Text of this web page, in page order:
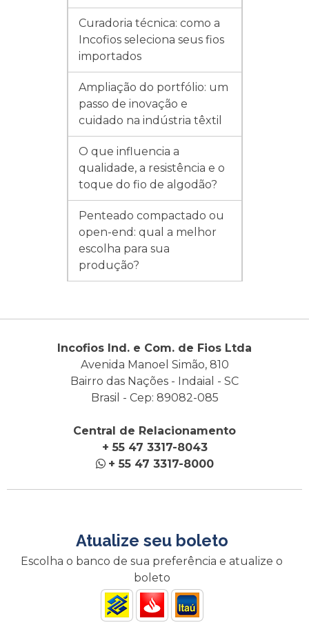
Curadoria técnica: como a
Incofios seleciona seus fios
importados
Ampliação do portfólio: um
passo de inovação e
cuidado na indústria têxtil
O que influencia a
qualidade, a resistência e o
toque do fio de algodão?
Penteado compactado ou
open-end: qual a melhor
escolha para sua
produção?
Incofios Ind. e Com. de Fios Ltda
Avenida Manoel Simão, 810
Bairro das Nações - Indaial - SC
Brasil - Cep: 89082-085
Central de Relacionamento
+ 55 47 3317-8043
+ 55 47 3317-8000
Atualize seu boleto
Escolha o banco de sua preferência e atualize o
boleto